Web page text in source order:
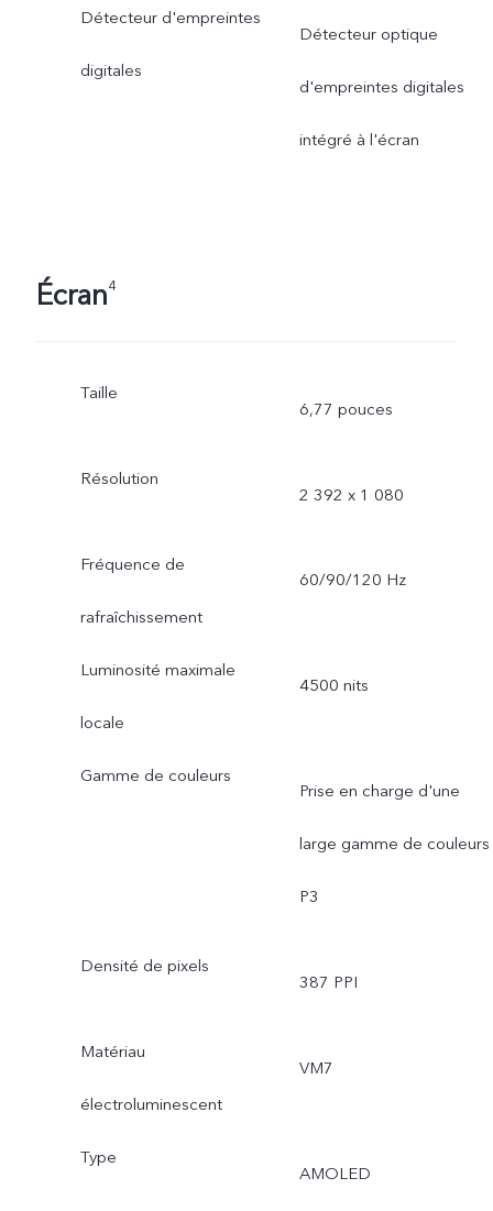
Détecteur d'empreintes
digitales
Détecteur optique
d'empreintes digitales
intégré à l'écran
Écran4
Taille
6,77 pouces
Résolution
2 392 x 1 080
Fréquence de
rafraîchissement
60/90/120 Hz
Luminosité maximale
locale
4500 nits
Gamme de couleurs
Prise en charge d'une
large gamme de couleurs
P3
Densité de pixels
387 PPI
Matériau
électroluminescent
VM7
Type
AMOLED